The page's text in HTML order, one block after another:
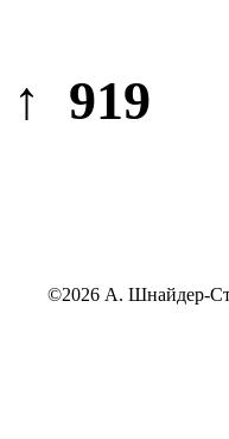
↑ 919
©2026 А. Шнайдер-